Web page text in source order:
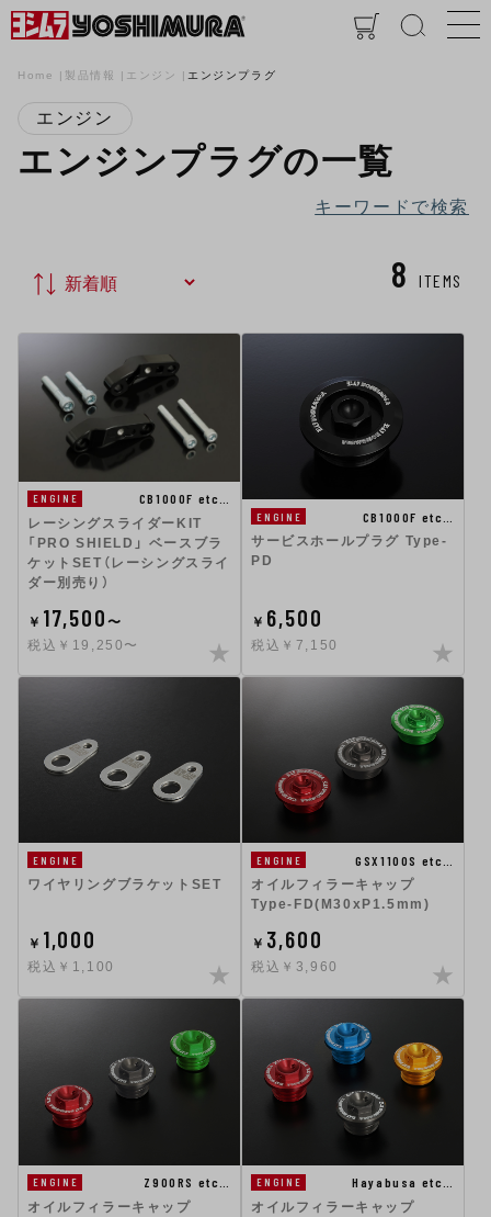
Home 製品情報 エンジン エンジンプラグ
エンジン
エンジンプラグの一覧
キーワードで検索
8 ITEMS
ENGINE
CB1000F etc…
レーシングスライダーKIT
「PRO SHIELD」 ベースブラ
ケットSET（レーシングスライ
ダー別売り）
￥ 17,500〜
税込￥19,250〜
ENGINE
CB1000F etc…
サービスホールプラグ Type-
PD
￥ 6,500
税込￥7,150
ENGINE
ワイヤリングブラケットSET
￥ 1,000
税込￥1,100
ENGINE
GSX1100S etc…
オイルフィラーキャップ
Type-FD(M30xP1.5mm)
￥ 3,600
税込￥3,960
ENGINE
Z900RS etc…
オイルフィラーキャップ
ENGINE
Hayabusa etc…
オイルフィラーキャップ